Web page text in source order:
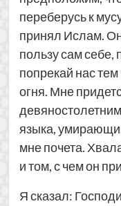
переберусь к
принял Ислам.
пользу сам себе,
попрекай нас
огня. Мне
языка,
мне почета.
и том, с чем он
Я сказал: